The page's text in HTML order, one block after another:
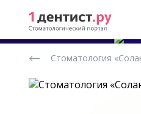
стоматологических
Стоматология